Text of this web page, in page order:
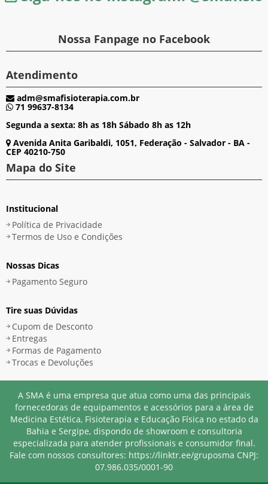
Nossa Fanpage no Facebook
Atendimento
adm@smafisioterapia.com.br
71 99637-8134
Segunda a sexta: 8h as 18h Sábado 8h as 12h
Avenida Anita Garibaldi, 1051, Federação - Salvador - BA -
CEP 40210-750
Mapa do Site
Institucional
Política de Privacidade
Termos de Uso e Condições
Nossas Dicas
Pagamento Seguro
Tire suas Dúvidas
Cupom de Desconto
Entregas
Formas de Pagamento
Trocas e Devoluções
A SMA é uma empresa que atua como uma das principais
fornecedoras de equipamentos e acessórios para a área de
Medicina Estética, Fisioterapia e Educação Física no estado da
Bahia e Sergipe, dispondo de showroom e consultoria
especializada para atender profissionais e consumidor final.
Fale com nossos consultores: https://linktr.ee/gruposma CNPJ:
07.986.035/0001-90